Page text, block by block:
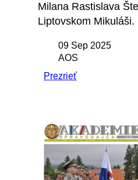
Milana Rastislava
Liptovskom Mikuláši.
09 Sep 2025
AOS
Prezrieť